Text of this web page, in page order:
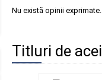
Nu există opinii
Titluri de